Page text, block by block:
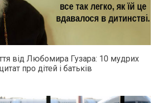
від Любомира Гузара: 10 мудрих
цитат про дітей і батьків